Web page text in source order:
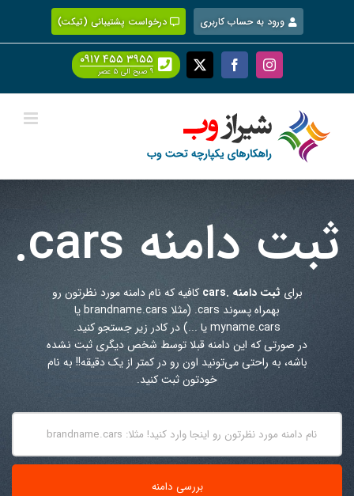
content
ورود به حساب کاربری درخواست پشتیبانی (تیکت)
Instagram
Facebook
X ۰۹۱۷ ۴۵۵ ۳۹۵۵
۹ صبح الی ۵ عصر
ثبت دامنه.cars
برای ثبت دامنه .cars
کافیه که نام دامنه مورد نظرتون رو
بهمراه پسوند .cars
(مثلا brandname.cars یا
myname.cars یا ...) در کادر زیر جستجو کنید.
در صورتی که این دامنه قبلا توسط شخص دیگری ثبت نشده
باشه، به راحتی می‌تونید اون رو در کمتر از یک دقیقه!! به نام
خودتون ثبت کنید.